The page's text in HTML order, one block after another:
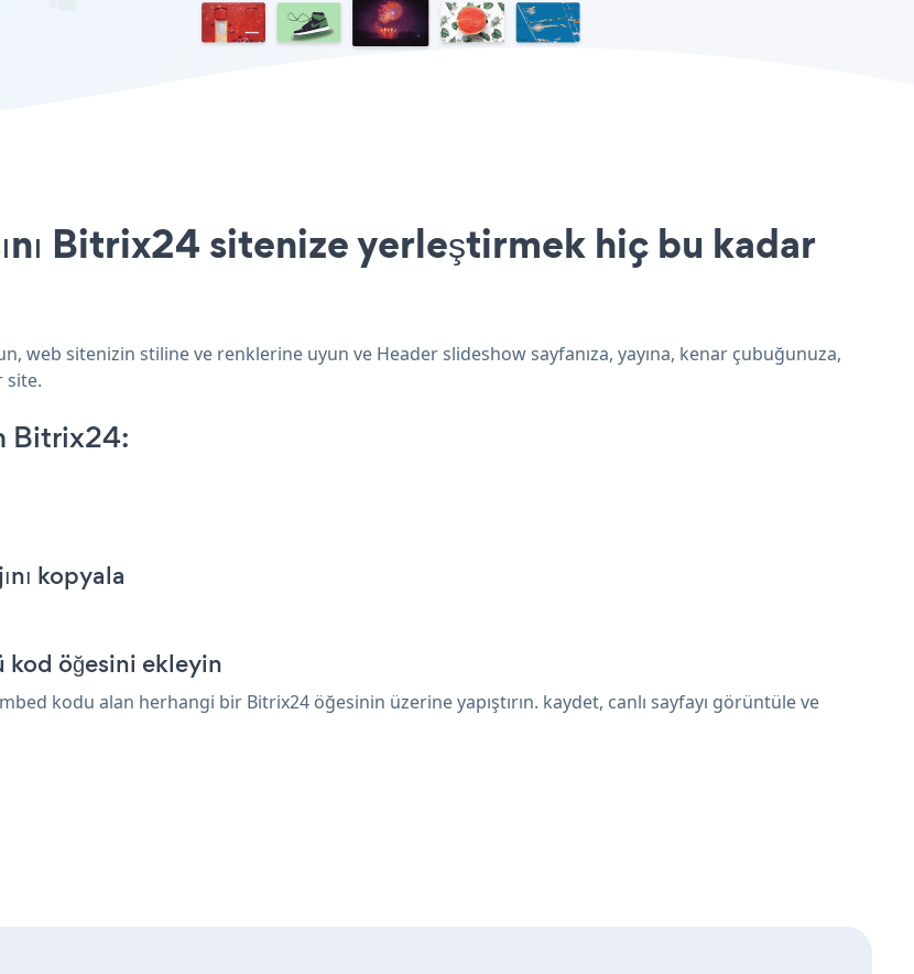
Bitrix24 sitenize yerleştirmek hiç bu kadar
web sitenizin stiline ve renklerine uyun ve Header slideshow sayfanıza, yayına, kenar çubuğunuza,
site.
Bitrix24:
kopyala
öğesini ekleyin
kodu alan herhangi bir Bitrix24 öğesinin üzerine yapıştırın. kaydet, canlı sayfayı görüntüle ve